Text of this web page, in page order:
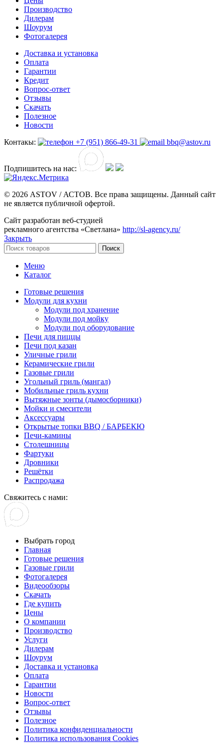
Производство
Дилерам
Шоурум
Фотогалерея
Доставка и установка
Оплата
Гарантии
Кредит
Вопрос-ответ
Отзывы
Скачать
Полезное
Новости
Контакы:
+7 (951) 866-49-31 bbq@astov.ru
Подпишитесь на нас:
© 2026 ASTOV / АСТОВ. Все права защищены. Данный сайт
не является публичной офертой.
Сайт разработан веб-студией
рекламного агентства «Светлана» http://sl-agency.ru/
Закрыть
Поиск
Меню
Каталог
Готовые решения
Модули для кухни
Модули под хранение
Модули под мойку
Модули под оборудование
Печи для пиццы
Печи под казан
Уличные грили
Керамические грили
Газовые грили
Угольный гриль (мангал)
Мобильные гриль кухни
Вытяжные зонты (дымосборники)
Мойки и смесители
Аксессуары
Открытые топки BBQ / БАРБЕКЮ
Печи-камины
Столешницы
Фартуки
Дровники
Решётки
Распродажа
Свяжитесь с нами:
Выбрать город
Главная
Готовые решения
Газовые грили
Фотогалерея
Видеообзоры
Скачать
Где купить
Цены
О компании
Производство
Услуги
Дилерам
Шоурум
Доставка и установка
Оплата
Гарантии
Новости
Вопрос-ответ
Отзывы
Полезное
Политика конфиденциальности
Политика использования Cookies